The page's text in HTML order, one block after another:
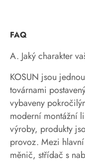
FAQ
A. Jaký charakter
KOSUN jsou
továrnami
vybaveny
moderní montážní
výroby, produkty
provoz. Mezi
měnič, střídač s